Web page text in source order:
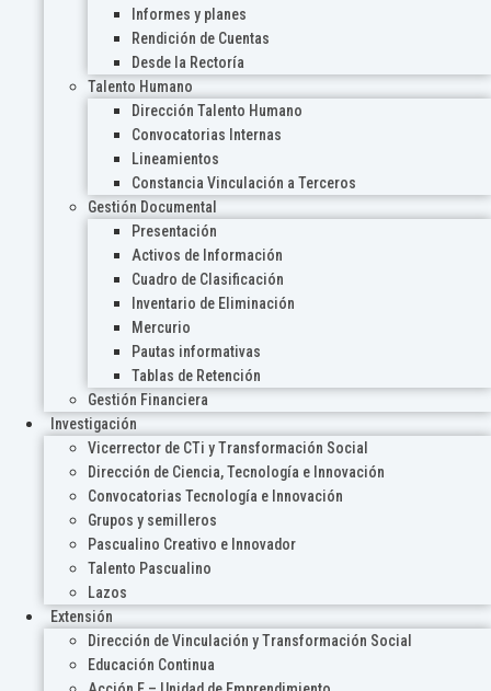
Informes y planes
Rendición de Cuentas
Desde la Rectoría
Talento Humano
Dirección Talento Humano
Convocatorias Internas
Lineamientos
Constancia Vinculación a Terceros
Gestión Documental
Presentación
Activos de Información
Cuadro de Clasificación
Inventario de Eliminación
Mercurio
Pautas informativas
Tablas de Retención
Gestión Financiera
Investigación
Vicerrector de CTi y Transformación Social
Dirección de Ciencia, Tecnología e Innovación
Convocatorias Tecnología e Innovación
Grupos y semilleros
Pascualino Creativo e Innovador
Talento Pascualino
Lazos
Extensión
Dirección de Vinculación y Transformación Social
Educación Continua